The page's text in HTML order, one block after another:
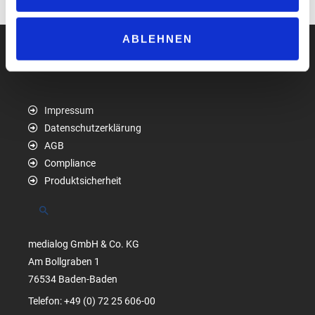
ABLEHNEN
Impressum
Datenschutzerklärung
AGB
Compliance
Produktsicherheit
Suchen
medialog GmbH & Co. KG
Am Bollgraben 1
76534 Baden-Baden
Telefon: +49 (0) 72 25 606-00